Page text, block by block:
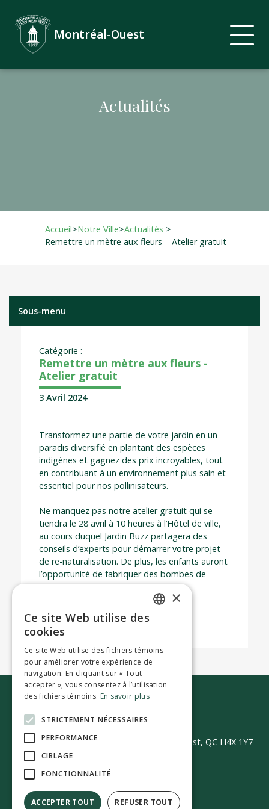
Actualités
Montréal-Ouest
Accueil>Notre Ville>Actualités >
Remettre un mètre aux fleurs – Atelier gratuit
Sous-menu
Remettre un mètre aux fleurs -
Atelier gratuit
Catégorie :
3 Avril 2024
Transformez une partie de votre jardin en un
paradis diversifié en plantant des espèces
indigènes et gagnez des prix incroyables, tout
en contribuant à un environnement plus sain et
essentiel pour nos pollinisateurs.
Ne manquez pas notre atelier gratuit qui se
tiendra le 28 avril à 10 heures à l’Hôtel de ville,
au cours duquel Jardin Buzz partagera des
conseils d’experts pour démarrer votre projet
de re-naturalisation. De plus, les enfants auront
l’opportunité de fabriquer des bombes de
semences!
Pour plus d’informations.
Nous joindre
50 Avenue Westminster Sud | Montréal-Ouest, QC H4X 1Y7
×
Ce site Web utilise des
cookies
Ce site Web utilise des fichiers témoins
pour améliorer votre expérience de
navigation. En cliquant sur « Tout
accepter », vous consentez à l’utilisation
des fichiers témoins. En savoir plus
STRICTEMENT NÉCESSAIRES
PERFORMANCE
CIBLAGE
FONCTIONNALITÉ
ACCEPTER TOUT REFUSER TOUT